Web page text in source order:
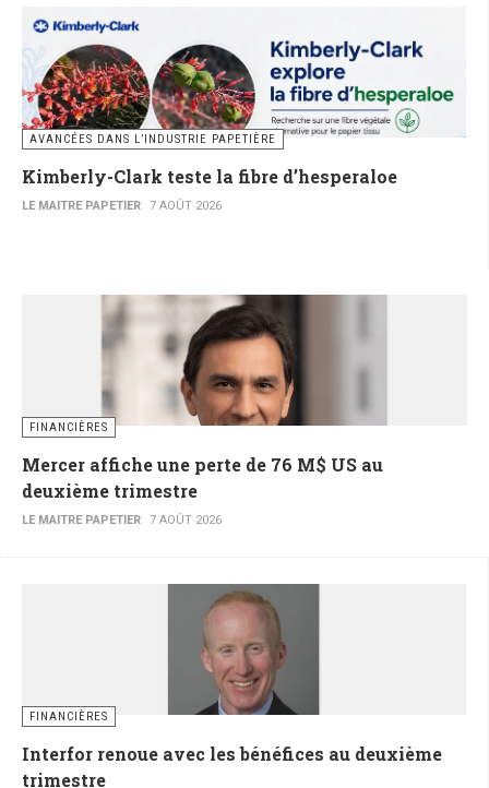
AVANCÉES DANS L’INDUSTRIE PAPETIÈRE
Kimberly-Clark teste la fibre d’hesperaloe
LE MAITRE PAPETIER 7 AOÛT 2026
FINANCIÈRES
Mercer affiche une perte de 76 M$ US au
deuxième trimestre
LE MAITRE PAPETIER 7 AOÛT 2026
FINANCIÈRES
Interfor renoue avec les bénéfices au deuxième
trimestre